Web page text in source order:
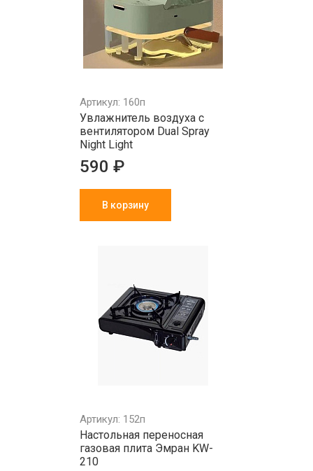
Артикул: 160п
Увлажнитель воздуха с
вентилятором Dual Spray
Night Light
590 ₽
В корзину
Артикул: 152п
Настольная переносная
газовая плита Эмран KW-
210